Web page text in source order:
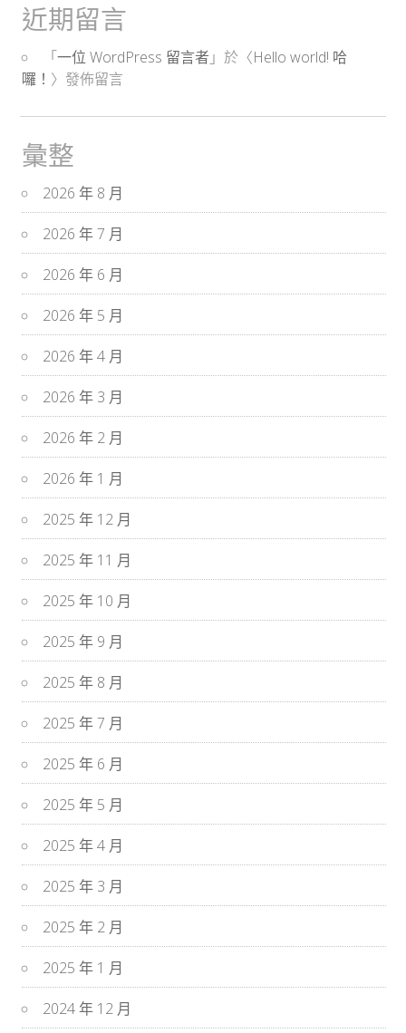
近期留言
「一位 WordPress 留言者 」於〈Hello world! 哈
囉！ 〉發佈留言
彙整
2026 年 8 月
2026 年 7 月
2026 年 6 月
2026 年 5 月
2026 年 4 月
2026 年 3 月
2026 年 2 月
2026 年 1 月
2025 年 12 月
2025 年 11 月
2025 年 10 月
2025 年 9 月
2025 年 8 月
2025 年 7 月
2025 年 6 月
2025 年 5 月
2025 年 4 月
2025 年 3 月
2025 年 2 月
2025 年 1 月
2024 年 12 月